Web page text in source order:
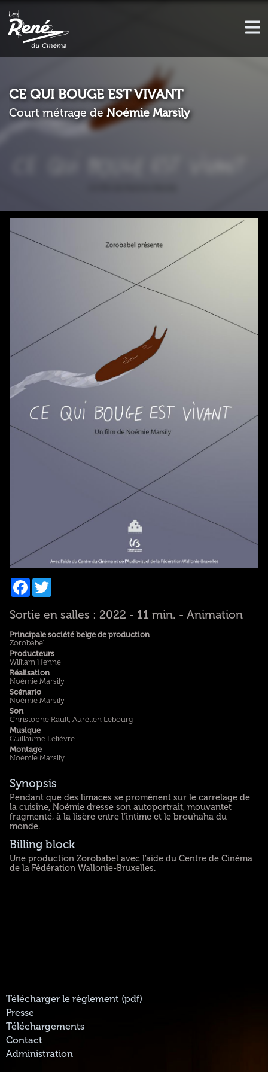
CE QUI BOUGE EST VIVANT
Court métrage deNoémie Marsily
Facebook
Twitter
Sortie en salles : 2022 - 11 min. - Animation
Principale société belge de production
Zorobabel
Producteurs
William Henne
Réalisation
Noémie Marsily
Scénario
Noémie Marsily
Son
Christophe Rault, Aurélien Lebourg
Musique
Guillaume Lelièvre
Montage
Noémie Marsily
Synopsis
Pendant que des limaces se promènent sur le carrelage de
la cuisine, Noémie dresse son autoportrait, mouvantet
fragmenté, à la lisère entre l’intime et le brouhaha du
monde.
Billing block
Une production Zorobabel avec l’aide du Centre de Cinéma
de la Fédération Wallonie-Bruxelles.
Télécharger le règlement (pdf)
Presse
Téléchargements
Contact
Administration